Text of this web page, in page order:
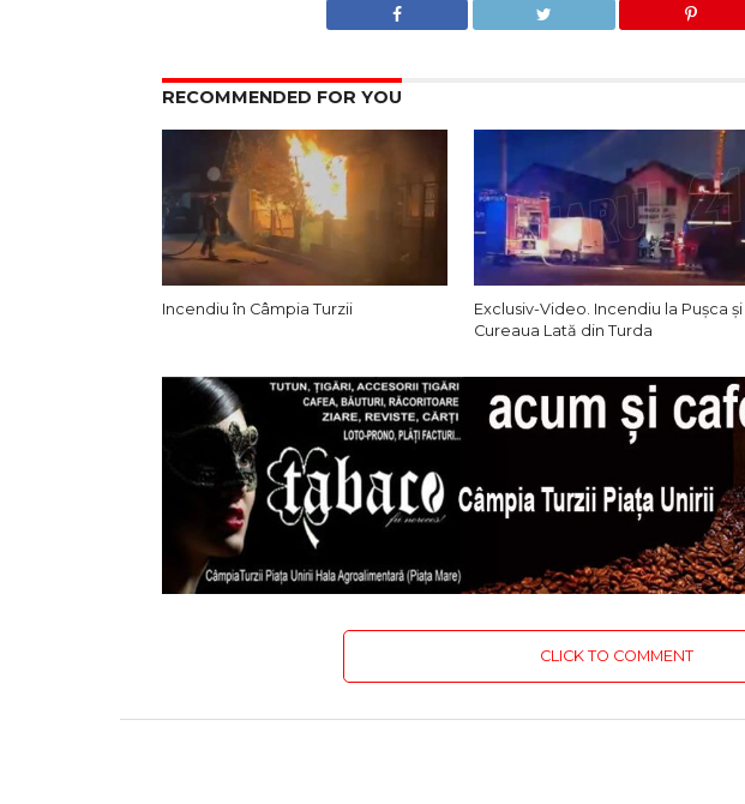
RECOMMENDED FOR YOU
Incendiu în Câmpia Turzii
Exclusiv-Video. Incendiu la Pușca și
Cureaua Lată din Turda
CLICK TO COMMENT